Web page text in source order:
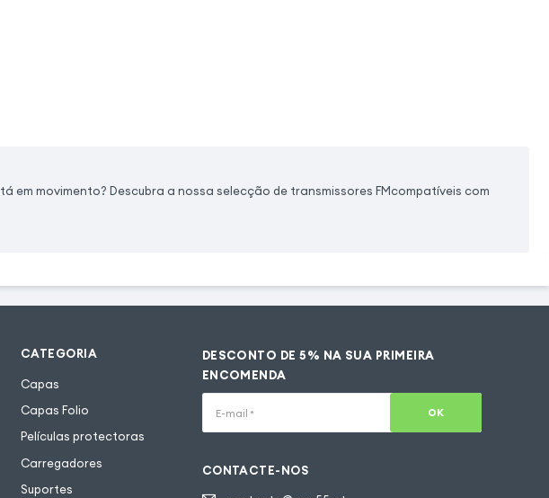
em movimento? Descubra a nossa selecção de transmissores FMcompatíveis com
CATEGORIA
Capas
Capas Folio
Películas protectoras
Carregadores
Suportes
DESCONTO DE 5% NA SUA PRIMEIRA
ENCOMENDA
E-mail * OK
CONTACTE-NOS